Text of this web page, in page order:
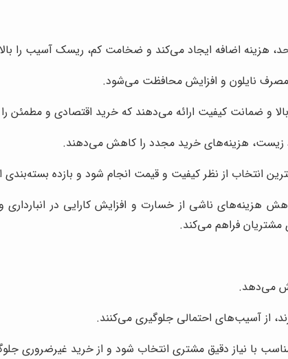
هزینه اضافه ایجاد می‌کند و ضخامت کم، ریسک آسیب را
نایلون و افزایش محافظت می‌شود.
و ضمانت کیفیت ارائه می‌دهند که خرید اقتصادی و مطمئن
زیست، هزینه‌های خرید مجدد را کاهش می‌دهند.
انتخاب از نظر کیفیت و قیمت انجام شود و بازده بسته‌بندی
هزینه‌های ناشی از خسارت و افزایش کارایی در
مشتریان فراهم می‌کند.
می‌دهد.
از آسیب‌های احتمالی جلوگیری می‌کنند.
با نیاز دقیق مشتری انتخاب شود و از خرید غیرضروری